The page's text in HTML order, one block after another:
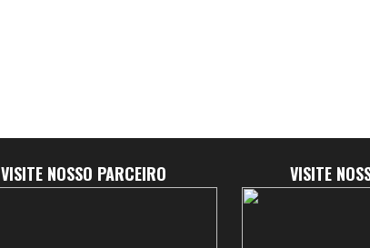
VISITE NOSSO PARCEIRO VISITE